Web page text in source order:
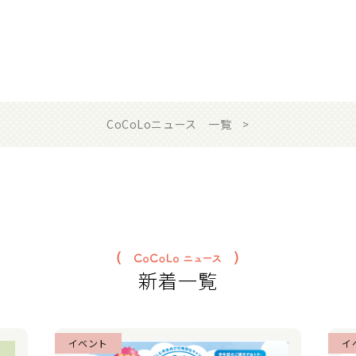
CoCoLoニュース 一覧
新着一覧
イベント イ